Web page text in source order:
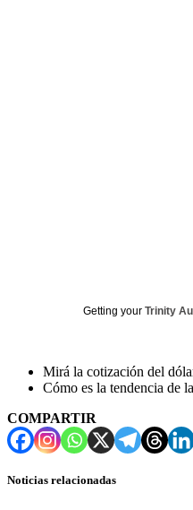
Getting your Trinity
Mirá la cotización del
Cómo es la tendencia de
COMPARTIR
Noticias relacionadas